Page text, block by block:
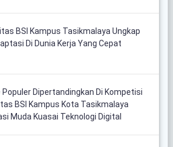
BSI Kampus Tasikmalaya Ungkap
Di Dunia Kerja Yang Cepat
Populer Dipertandingkan Di Kompetisi
BSI Kampus Kota Tasikmalaya
Muda Kuasai Teknologi Digital